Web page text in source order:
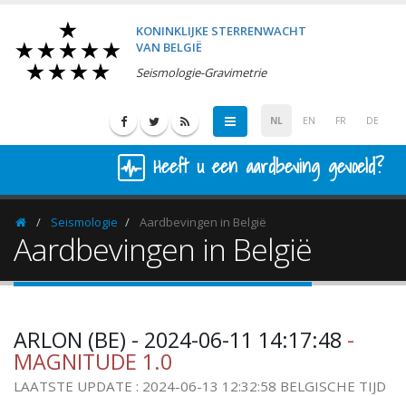
KONINKLIJKE STERRENWACHT
VAN BELGIË
Seismologie-Gravimetrie
NL EN FR DE
Heeft u een aardbeving gevoeld?
HomepageSeismologie Aardbevingen in België
Aardbevingen in België
ARLON (BE) - 2024-06-11 14:17:48 -
MAGNITUDE 1.0
LAATSTE UPDATE : 2024-06-13 12:32:58 BELGISCHE TIJD